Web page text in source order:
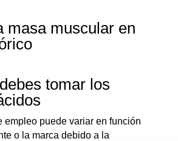
masa muscular en
tomar los
empleo puede variar en función
o la marca debido a la